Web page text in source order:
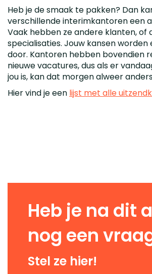
Heb je de smaak te pakken? Dan
verschillende interimkantoren een
Vaak hebben ze andere klanten, of
specialisaties. Jouw kansen
door. Kantoren hebben bovendien
nieuwe vacatures, dus als er
jou is, kan dat morgen alweer
Hier vind je een lijst met alle
Heb je na dit
nog een
Stel ze hier!